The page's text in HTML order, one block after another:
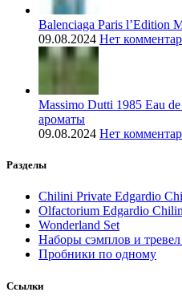
Balenciaga Paris l’Edition
09.08.2024 Нет
Massimo Dutti 1985 Eau
ароматы
09.08.2024 Нет
Разделы
Chilini Private Edgardio
Olfactorium Edgardio
Wonderland Set
Наборы сэмплов и
Пробники по одному
Ссылки